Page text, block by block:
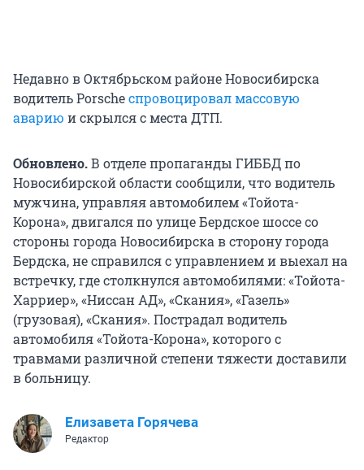
Недавно в Октябрьском районе Новосибирска
водитель Porscheспровоцировал массовую
аварию и скрылся с места ДТП.
Обновлено.В отделе пропаганды ГИББД по
Новосибирской области сообщили, что водитель
мужчина, управляя автомобилем «Тойота-
Корона», двигался по улице Бердское шоссе со
стороны города Новосибирска в сторону города
Бердска, не справился с управлением и выехал на
встречку, где столкнулся автомобилями: «Тойота-
Харриер», «Ниссан АД», «Скания», «Газель»
(грузовая), «Скания». Пострадал водитель
автомобиля «Тойота-Корона», которого с
травмами различной степени тяжести доставили
в больницу.
Елизавета Горячева
Редактор